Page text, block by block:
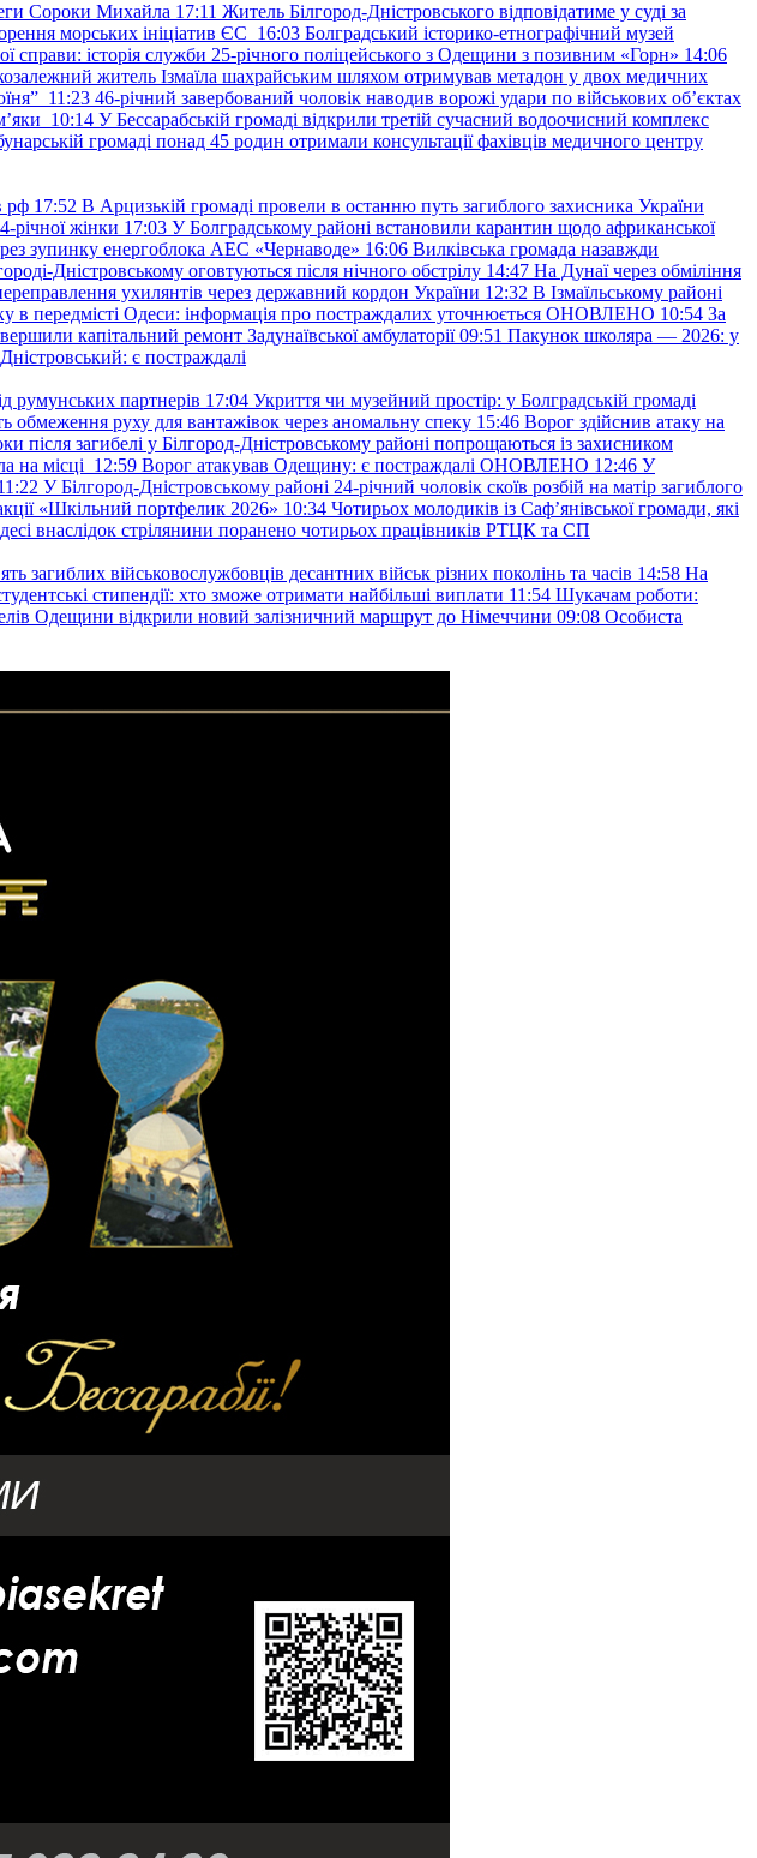
Сороки Михайла 17:11 Житель Білгород-Дністровського відповідатиме у суді за
морських ініціатив ЄС 16:03 Болградський історико-етнографічний музей
справи: історія служби 25-річного поліцейського з Одещини з позивним «Горн» 14:06
житель Ізмаїла шахрайським шляхом отримував метадон у двох медичних
11:23 46-річний завербований чоловік наводив ворожі удари по військових обʼєктах
10:14 У Бессарабській громаді відкрили третій сучасний водоочисний комплекс
громаді понад 45 родин отримали консультації фахівців медичного центру
рф 17:52 В Арцизькій громаді провели в останню путь загиблого захисника України
річної жінки 17:03 У Болградському районі встановили карантин щодо африканської
зупинку енергоблока АЕС «Чернаводе» 16:06 Вилківська громада назавжди
Дністровському оговтуються після нічного обстрілу 14:47 На Дунаї через обміління
ухилянтів через державний кордон України 12:32 В Ізмаїльському районі
в передмісті Одеси: інформація про постраждалих уточнюється ОНОВЛЕНО 10:54 За
капітальний ремонт Задунаївської амбулаторії 09:51 Пакунок школяра — 2026: у
є постраждалі
румунських партнерів 17:04 Укриття чи музейний простір: у Болградській громаді
руху для вантажівок через аномальну спеку 15:46 Ворог здійснив атаку на
після загибелі у Білгород-Дністровському районі попрощаються із захисником
на місці 12:59 Ворог атакував Одещину: є постраждалі ОНОВЛЕНО 12:46 У
У Білгород-Дністровському районі 24-річний чоловік скоїв розбій на матір загиблого
«Шкільний портфелик 2026» 10:34 Чотирьох молодиків із Саф’янівської громади, які
внаслідок стрілянини поранено чотирьох працівників РТЦК та СП
загиблих військовослужбовців десантних військ різних поколінь та часів 14:58 На
стипендії: хто зможе отримати найбільші виплати 11:54 Шукачам роботи:
Одещини відкрили новий залізничний маршрут до Німеччини 09:08 Особиста